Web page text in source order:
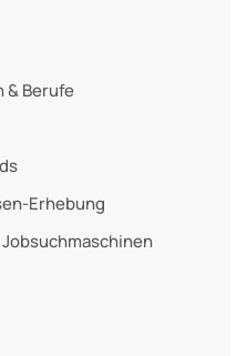
& Berufe
Erhebung